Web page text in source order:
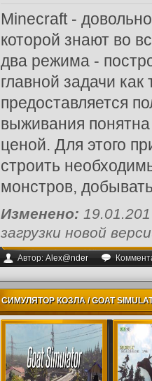
Minecraft -
которой знают во
два режима -
главной задачи как
предоставляется
выживания
ценой. Для этого
строить
монстров,
Изменено:
загрузки новой
Автор:Alex@nder
СИМУЛЯТОР КОЗЛА / GOAT